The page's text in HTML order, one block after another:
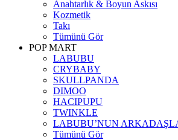
Anahtarlık & Boyun Askısı
Kozmetik
Takı
Tümünü Gör
POP MART
LABUBU
CRYBABY
SKULLPANDA
DIMOO
HACIPUPU
TWINKLE
LABUBU’NUN
Tümünü Gör